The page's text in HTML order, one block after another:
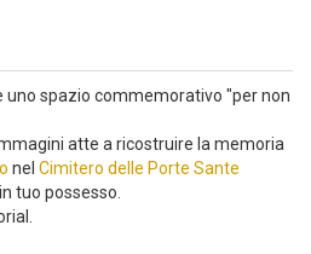
uno spazio commemorativo "per non
atte a ricostruire la memoria
nel Cimitero delle Porte Sante
tuo possesso.